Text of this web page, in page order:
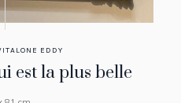
EDDY
est la plus belle